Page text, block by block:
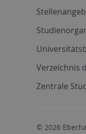
Verzeichnis
Zentrale
© 2026